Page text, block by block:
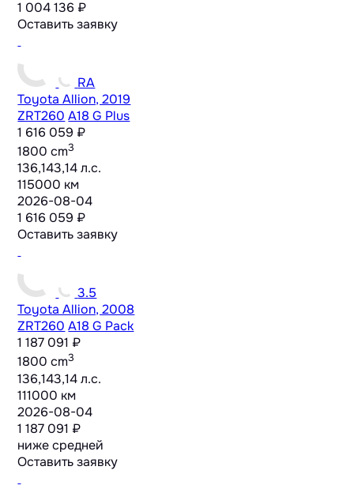
1 004 136 ₽
Оставить заявку
RA
Toyota Allion, 2019
ZRT260 A18 G Plus
1 616 059 ₽
1800 cm3
136,143,14 л.с.
115000 км
2026-08-04
1 616 059 ₽
Оставить заявку
3.5
Toyota Allion, 2008
ZRT260 A18 G Pack
1 187 091 ₽
1800 cm3
136,143,14 л.с.
111000 км
2026-08-04
1 187 091 ₽
ниже средней
Оставить заявку